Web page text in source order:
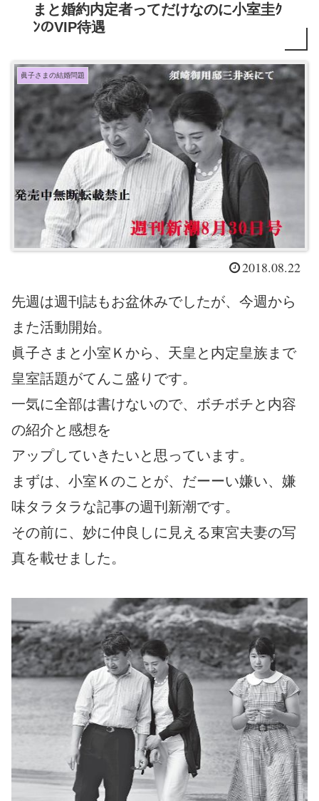
まと婚約内定者ってだけなのに小室圭ｸ
ﾝのVIP待遇
眞子さまの結婚問題
2018.08.22
先週は週刊誌もお盆休みでしたが、今週から
また活動開始。
眞子さまと小室Ｋから、天皇と内定皇族まで
皇室話題がてんこ盛りです。
一気に全部は書けないので、ボチボチと内容
の紹介と感想を
アップしていきたいと思っています。
まずは、小室Ｋのことが、だーーい嫌い、嫌
味タラタラな記事の週刊新潮です。
その前に、妙に仲良しに見える東宮夫妻の写
真を載せました。